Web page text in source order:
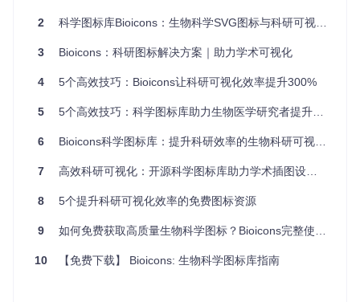
下的favicon.svg等资源展示了项目在多尺寸适配方面的优化，
下的仪器图标构建实验流程可视化界面。例如将PCR仪、离心
实验进度。配合Scientific_graphs分类中的图表元素，能构建
图：Bioicons多主题图标集合展示，涵盖从分子结构到实验设
备的全领域科学可视化元素
学术会议壁报设计
2 科学图标库Bioicons：生物科学SVG图标与科研可视化工具全攻略
3 Bioicons：科研图标解决方案｜助力学术可视化
4 5个高效技巧：Bioicons让科研可视化效率提升300%
5 5个高效技巧：科学图标库助力生物医学研究者提升可视化质量
6 Bioicons科学图标库：提升科研效率的生物科研可视化工具
7 高效科研可视化：开源科学图标库助力学术插图设计指南
8 5个提升科研可视化效率的免费图标资源
9 如何免费获取高质量生物科学图标？Bioicons完整使用指南 🧬
10 【免费下载】 Bioicons: 生物科学图标库指南